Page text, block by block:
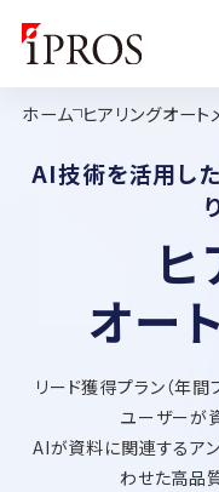
ホーム ヒアリングオート
AI技術を活用し
オー
リード獲得プラン（年
ユーザーが
AIが資料に関連するア
わせた⾼品